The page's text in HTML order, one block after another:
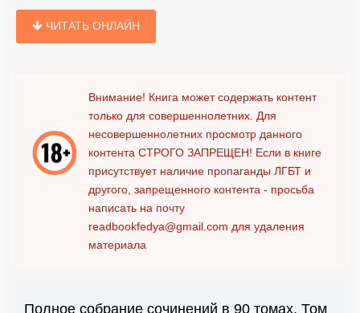
ЧИТАТЬ ОНЛАЙН
Внимание! Книга может содержать контент
только для совершеннолетних. Для
несовершеннолетних просмотр данного
контента СТРОГО ЗАПРЕЩЕН! Если в книге
присутствует наличие пропаганды ЛГБТ и
другого, запрещенного контента - просьба
написать на почту
readbookfedya@gmail.com для удаления
материала
Полное собрание сочинений в 90 томах. Том